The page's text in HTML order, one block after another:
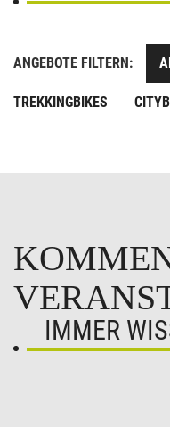
ANGEBOTE FILTERN:
TREKKINGBIKES
KOMMENDE
IMMER